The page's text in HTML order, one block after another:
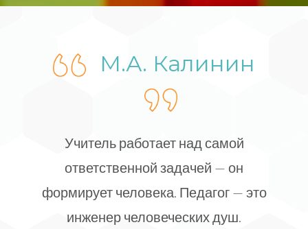
М.А. Калинин
Учитель работает над самой
ответственной задачей — он
формирует человека. Педагог — это
инженер человеческих душ.